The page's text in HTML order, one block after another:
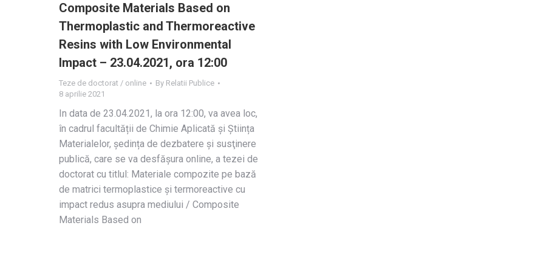
Composite Materials Based on
Thermoplastic and Thermoreactive
Resins with Low Environmental
Impact – 23.04.2021, ora 12:00
Teze de doctorat / online By Relatii Publice
8 aprilie 2021
In data de 23.04.2021, la ora 12:00, va avea loc,
în cadrul facultății de Chimie Aplicată și Știința
Materialelor, ședința de dezbatere și susţinere
publică, care se va desfășura online, a tezei de
doctorat cu titlul: Materiale compozite pe bază
de matrici termoplastice și termoreactive cu
impact redus asupra mediului / Composite
Materials Based on